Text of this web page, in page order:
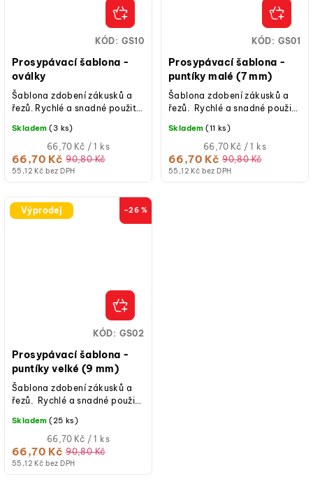
Prosypávací šablona -
oválky
55,12 Kč bez DPH
66,70 Kč 90,80 Kč
Měrná
cena:
66,70 Kč / 1 ks
Skladem (3 ks)
Šablona zdobení zákusků a
řezů. Rychlé a snadné použití,
sušenek.
KÓD: GS10
Prosypávací šablona -
puntíky malé (7 mm)
55,12 Kč bez DPH
66,70 Kč 90,80 Kč
Měrná
cena:
66,70 Kč / 1 ks
Skladem (11 ks)
Šablona zdobení zákusků a
řezů. Rychlé a snadné použití,
sušenek.
KÓD: GS01
Výprodej –26 %
Prosypávací šablona -
puntíky velké (9 mm)
55,12 Kč bez DPH
66,70 Kč 90,80 Kč
Měrná
cena:
66,70 Kč / 1 ks
Skladem (25 ks)
Šablona zdobení zákusků a
řezů. Rychlé a snadné použití,
sušenek.
KÓD: GS02